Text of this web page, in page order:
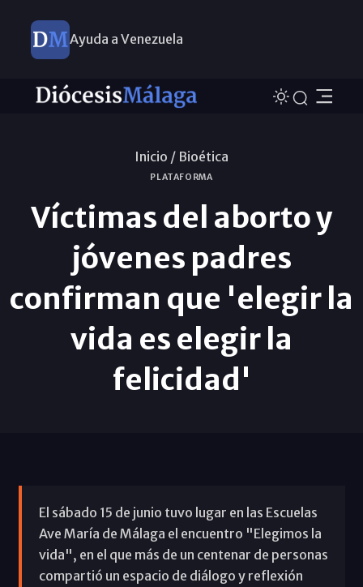
Ayuda a Venezuela
Inicio / Bioética
PLATAFORMA
Víctimas del aborto y
jóvenes padres
confirman que 'elegir la
vida es elegir la
felicidad'
El sábado 15 de junio tuvo lugar en las Escuelas
Ave María de Málaga el encuentro "Elegimos la
vida", en el que más de un centenar de personas
compartió un espacio de diálogo y reflexión